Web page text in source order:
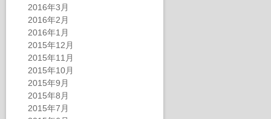
2016年3月
2016年2月
2016年1月
2015年12月
2015年11月
2015年10月
2015年9月
2015年8月
2015年7月